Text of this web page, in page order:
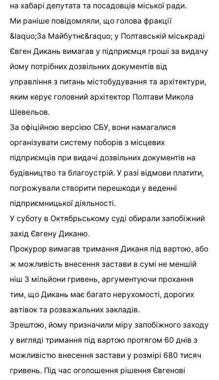
на хабарі депутата та посадовців міської ради.
Ми раніше повідомляли, що голова фракції
&laquo;За Майбутнє&raquo; у Полтавській міськраді
Євген Дикань вимагав у підприємця гроші за видачу
йому потрібних дозвільних документів від
управління з питань містобудування та архітектури,
яким керує головний архітектор Полтави Микола
Шевельов.
За офіційною версією СБУ, вони намагалися
організувати систему поборів з місцевих
підприємців при видачі дозвільних документів на
будівництво та благоустрій. У разі відмови платити,
погрожували створити перешкоди у веденні
підприємницької діяльності.
У суботу в Октябрьському суді обирали запобіжний
захід Євгену Диканю.
Прокурор вимагав тримання Диканя під вартою, або
ж можливість внесення застави в сумі не меншій
ніш 3 мільйони гривень, аргументуючи прохання
тим, що Дикань має багато нерухомості, дорогих
автівок та розважальних закладів.
Зрештою, йому призначили міру запобіжного заходу
у вигляді тримання під вартою протягом 60 днів з
можливістю внесення застави у розмірі 680 тисяч
гривень. Під час оголошення рішення Євгенові